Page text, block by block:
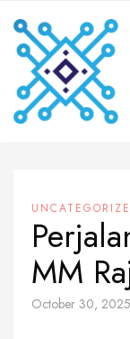
content
MM
October 30, 2025